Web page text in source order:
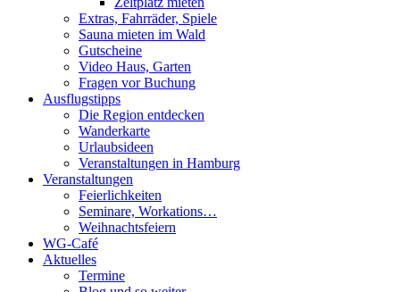
Extras, Fahrräder, Spiele
Sauna mieten im Wald
Gutscheine
Video Haus, Garten
Fragen vor Buchung
Ausflugstipps
Die Region entdecken
Wanderkarte
Urlaubsideen
Veranstaltungen in Hamburg
Veranstaltungen
Feierlichkeiten
Seminare, Workations…
Weihnachtsfeiern
WG-Café
Aktuelles
Termine